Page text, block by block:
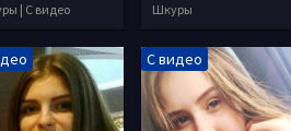
| С видео Шкуры
С видео